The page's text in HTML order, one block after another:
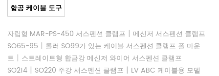
항공 케이블 도구
자립형 MAR-PS-450 서스펜션 클램프 | 메신저 서스펜션 클램프
SO65-95 | 롤러 SO99가 있는 케이블 서스펜션 클램프 폴 마운
트 | 스트레이트형 합금강 메신저 와이어 서스펜션 클램프
SO214 | SO220 주강 서스펜션 클램프 | LV ABC 케이블용 모델